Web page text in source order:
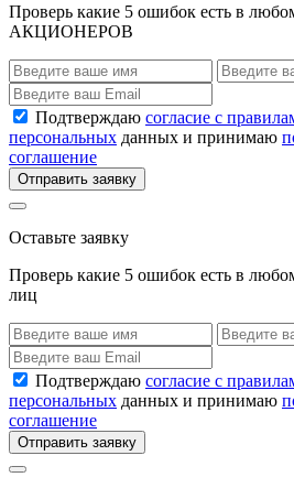
Проверь какие 5 ошибок есть в
АКЦИОНЕРОВ
Подтверждаю согласие с
персональных данных и принимаю
соглашение
Отправить заявку
Оставьте заявку
Проверь какие 5 ошибок есть в
лиц
Подтверждаю согласие с
персональных данных и принимаю
соглашение
Отправить заявку